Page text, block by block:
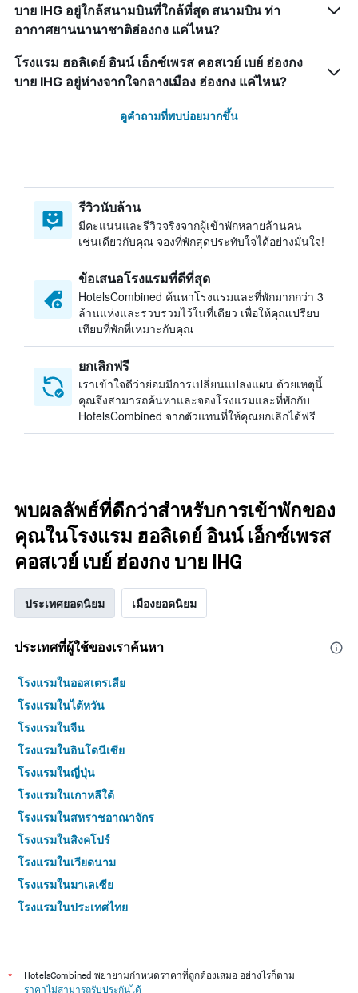
บาย IHG อยู่ใกล้สนามบินที่ใกล้ที่สุด สนามบิน ท่า
อากาศยานนานาชาติฮ่องกง แค่ไหน?
โรงแรม ฮอลิเดย์ อินน์ เอ็กซ์เพรส คอสเวย์ เบย์ ฮ่องกง
บาย IHG อยู่ห่างจากใจกลางเมือง ฮ่องกง แค่ไหน?
ดูคำถามที่พบบ่อยมากขึ้น
รีวิวนับล้าน
มีคะแนนและรีวิวจริงจากผู้เข้าพักหลายล้านคน
เช่นเดียวกับคุณ จองที่พักสุดประทับใจได้อย่างมั่นใจ!
ข้อเสนอโรงแรมที่ดีที่สุด
HotelsCombined ค้นหาโรงแรมและที่พักมากกว่า 3
ล้านแห่งและรวบรวมไว้ในที่เดียว เพื่อให้คุณเปรียบ
เทียบที่พักที่เหมาะกับคุณ
ยกเลิกฟรี
เราเข้าใจดีว่าย่อมมีการเปลี่ยนแปลงแผน ด้วยเหตุนี้
คุณจึงสามารถค้นหาและจองโรงแรมและที่พักกับ
HotelsCombined จากตัวแทนที่ให้คุณยกเลิกได้ฟรี
พบผลลัพธ์ที่ดีกว่าสำหรับการเข้าพักของ
คุณในโรงแรม ฮอลิเดย์ อินน์ เอ็กซ์เพรส
คอสเวย์ เบย์ ฮ่องกง บาย IHG
ประเทศยอดนิยม เมืองยอดนิยม
ประเทศที่ผู้ใช้ของเราค้นหา
โรงแรมในออสเตรเลีย
โรงแรมในไต้หวัน
โรงแรมในจีน
โรงแรมในอินโดนีเซีย
โรงแรมในญี่ปุ่น
โรงแรมในเกาหลีใต้
โรงแรมในสหราชอาณาจักร
โรงแรมในสิงคโปร์
โรงแรมในเวียดนาม
โรงแรมในมาเลเซีย
โรงแรมในประเทศไทย
*
HotelsCombined พยายามกำหนดราคาที่ถูกต้องเสมอ อย่างไรก็ตาม
ราคาไม่สามารถรับประกันได้